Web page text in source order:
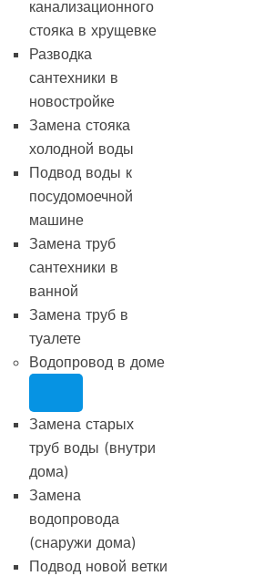
канализационного
стояка в хрущевке
Разводка
сантехники в
новостройке
Замена стояка
холодной воды
Подвод воды к
посудомоечной
машине
Замена труб
сантехники в
ванной
Замена труб в
туалете
Водопровод в доме
Замена старых
труб воды (внутри
дома)
Замена
водопровода
(снаружи дома)
Подвод новой ветки